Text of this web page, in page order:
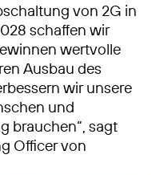
von 2G in
schaffen wir
wertvolle
Ausbau des
wir unsere
und
brauchen“, sagt
Officer von